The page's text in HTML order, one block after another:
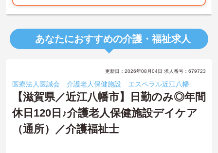
あなたにおすすめの介護・福祉求人
更新日：2026年08月04日 求人番号：679723
医療法人医誠会 介護老人保健施設 エスペラル近江八幡
【滋賀県／近江八幡市】日勤のみ◎年間
休日120日♪介護老人保健施設デイケア
（通所）／介護福祉士